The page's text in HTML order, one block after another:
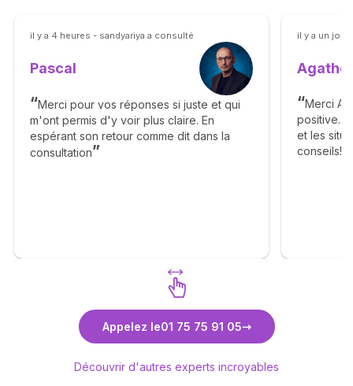
il y a 4 heures - sandyariya a consulté
Pascal
Merci pour vos réponses si juste et qui
m'ont permis d'y voir plus claire. En
espérant son retour comme dit dans la
consultation
Découvrez Pascal
il y a un
Agathe
Merci
positive.
et les
conseils!
Appelez le01 75 75 91 05
Découvrir d'autres experts incroyables